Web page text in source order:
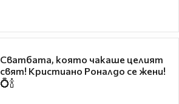
Сватбата, която чакаше целият
свят! Кристиано Роналдо се жени!
💍🍾